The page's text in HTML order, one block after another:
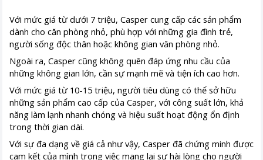
Với mức giá từ dưới 7 triệu, Casper cung cấp các sản phẩm
dành cho căn phòng nhỏ, phù hợp với những gia đình trẻ,
người sống độc thân hoặc không gian văn phòng nhỏ.
Ngoài ra, Casper cũng không quên đáp ứng nhu cầu của
những không gian lớn, cần sự mạnh mẽ và tiện ích cao hơn.
Với mức giá từ 10-15 triệu, người tiêu dùng có thể sở hữu
những sản phẩm cao cấp của Casper, với công suất lớn, khả
năng làm lạnh nhanh chóng và hiệu suất hoạt động ổn định
trong thời gian dài.
Với sự đa dạng về giá cả như vậy, Casper đã chứng minh được
cam kết của mình trong việc mang lại sự hài lòng cho người